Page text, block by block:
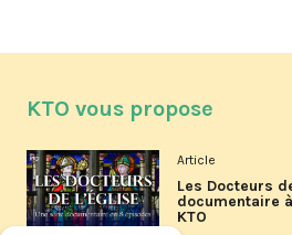
KTO vous propose
Article
Les Docteurs
documentaire
KTO